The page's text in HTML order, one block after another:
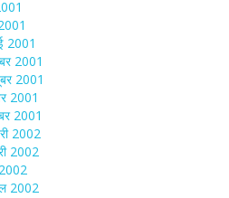
2001
2001
2001
2001
2001
2002
2002
2002